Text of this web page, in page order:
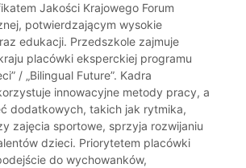
Jakości Krajowego Forum
potwierdzającym wysokie
edukacji. Przedszkole zajmuje
placówki eksperckiej programu
/ „Bilingual Future”. Kadra
innowacyjne metody pracy, a
dodatkowych, takich jak rytmika,
zajęcia sportowe, sprzyja rozwijaniu
dzieci. Priorytetem placówki
do wychowanków,